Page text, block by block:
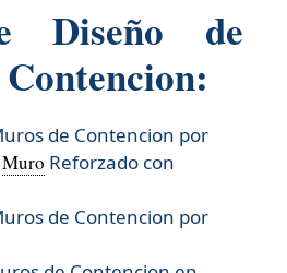
Diseño de
de Contencion por
Muro Reforzado con
de Contencion por